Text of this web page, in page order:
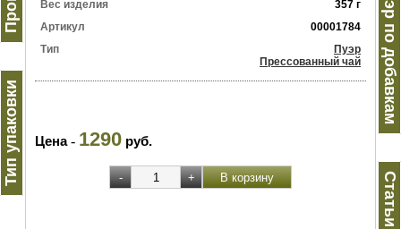
Тип упаковки
Вес изделия
357 г
Артикул
00001784
Тип
Пуэр
Прессованный чай
Цена- 1290 руб.
Пуэр по добавкам
Статьи